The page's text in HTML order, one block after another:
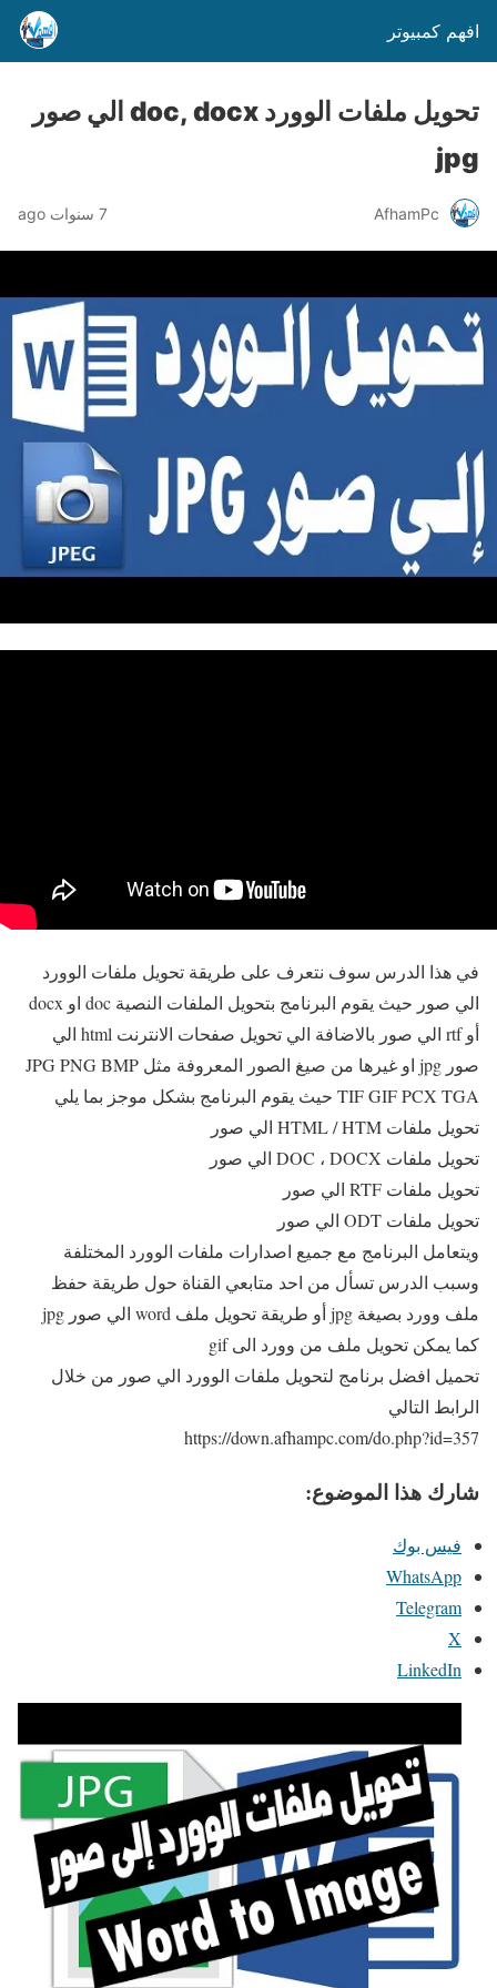
افهم كمبيوتر
تحويل ملفات الوورد doc, docx الي صور
jpg
AfhamPc 7 سنوات ago
في هذا الدرس سوف نتعرف على طريقة تحويل ملفات الوورد
الي صور حيث يقوم البرنامج بتحويل الملفات النصية doc او docx
أو rtf الي صور بالاضافة الي تحويل صفحات الانترنت html الي
صور jpg او غيرها من صيغ الصور المعروفة مثل JPG PNG BMP
TIF GIF PCX TGA حيث يقوم البرنامج بشكل موجز بما يلي
تحويل ملفات HTML / HTM الي صور
تحويل ملفات DOC ، DOCX الي صور
تحويل ملفات RTF الي صور
تحويل ملفات ODT الي صور
ويتعامل البرنامج مع جميع اصدارات ملفات الوورد المختلفة
وسبب الدرس تسأل من احد متابعي القناة حول طريقة حفظ
ملف وورد بصيغة jpg أو طريقة تحويل ملف word الي صور jpg
كما يمكن تحويل ملف من وورد الى gif
تحميل افضل برنامج لتحويل ملفات الوورد الي صور من خلال
الرابط التالي
https://down.afhampc.com/do.php?id=357
شارك هذا الموضوع:
فيس بوك
WhatsApp
Telegram
X
LinkedIn